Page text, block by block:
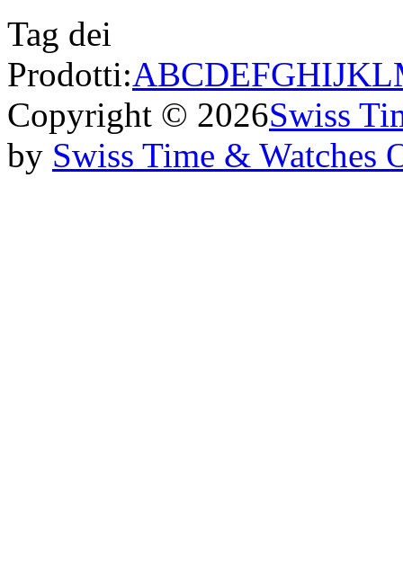
Tag dei
Prodotti:ABCDEFGHIJKL
Copyright © 2026Swiss
by Swiss Time & Watches